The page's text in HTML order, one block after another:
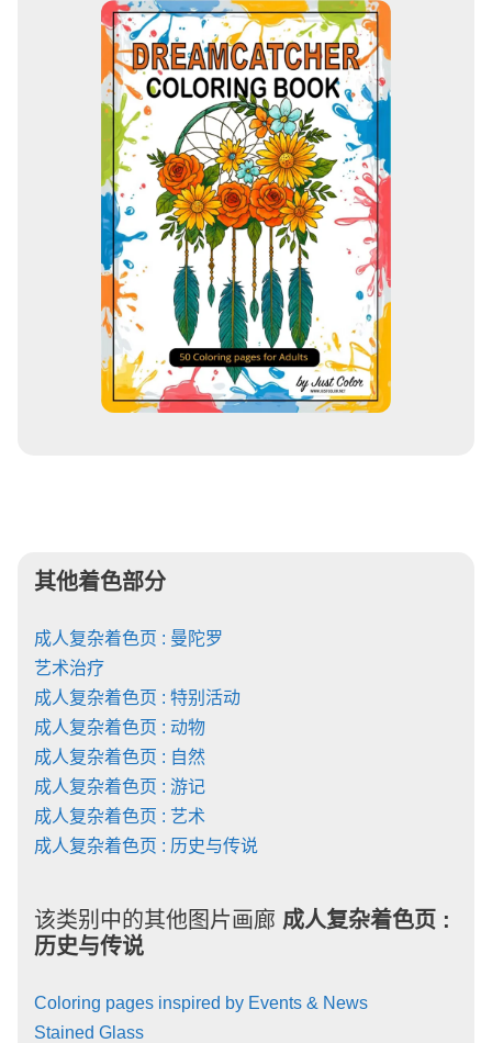
其他着色部分
成人复杂着色页 : 曼陀罗
艺术治疗
成人复杂着色页 : 特别活动
成人复杂着色页 : 动物
成人复杂着色页 : 自然
成人复杂着色页 : 游记
成人复杂着色页 : 艺术
成人复杂着色页 : 历史与传说
该类别中的其他图片画廊 成人复杂着色页 :
历史与传说
Coloring pages inspired by Events & News
Stained Glass